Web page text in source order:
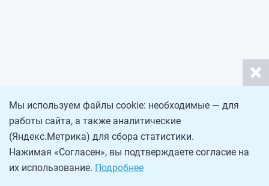
Мы используем файлы cookie: необходимые — для
работы сайта, а также аналитические
(Яндекс.Метрика) для сбора статистики.
Нажимая «Согласен», вы подтверждаете согласие на
их использование. Подробнее